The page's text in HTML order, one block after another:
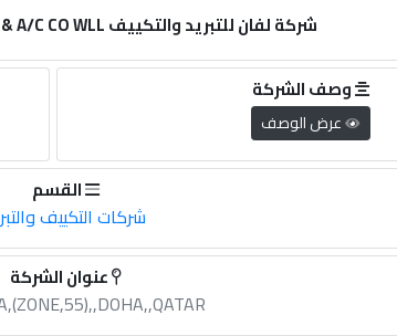
شركة لفان للتبريد والتكييف LAFFAN REFRIGERATION & A/C CO WLL
وصف الشركة
عرض الوصف
القسم
شركات التكييف
عنوان الشركة